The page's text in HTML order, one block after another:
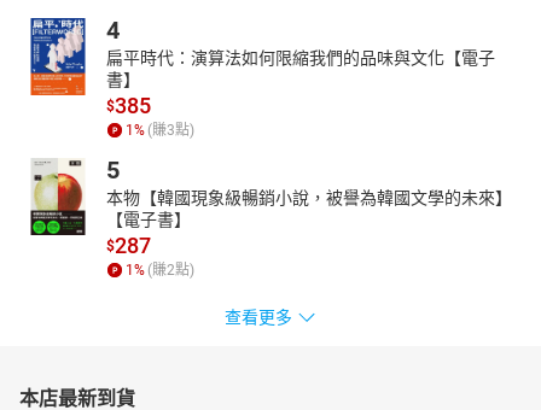
4
扁平時代：演算法如何限縮我們的品味與文化【電子
書】
$385
1 % (賺3點)
5
本物【韓國現象級暢銷小說，被譽為韓國文學的未來】
【電子書】
$287
1 % (賺2點)
查看更多
本店最新到貨